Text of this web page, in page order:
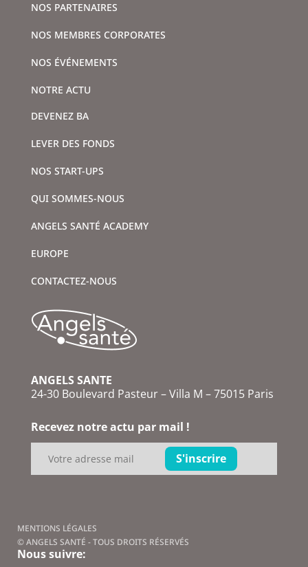
NOS PARTENAIRES
NOS MEMBRES CORPORATES
NOS ÉVÉNEMENTS
NOTRE ACTU
DEVENEZ BA
LEVER DES FONDS
NOS START-UPS
QUI SOMMES-NOUS
ANGELS SANTÉ ACADEMY
EUROPE
CONTACTEZ-NOUS
ANGELS SANTE
24-30 Boulevard Pasteur – Villa M – 75015 Paris
Recevez notre actu par mail !
MENTIONS LÉGALES
© ANGELS SANTÉ - TOUS DROITS RÉSERVÉS
Nous suivre: